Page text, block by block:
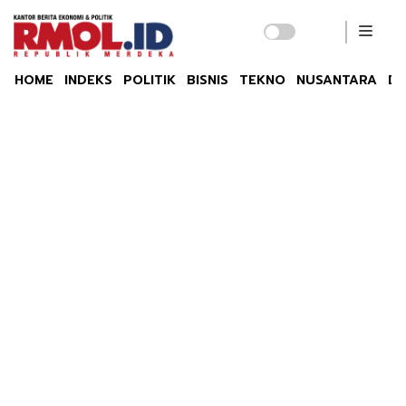
HOME INDEKS POLITIK BISNIS TEKNO NUSANTARA